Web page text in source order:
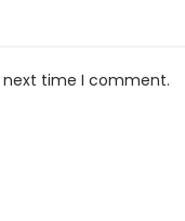
next time I comment.